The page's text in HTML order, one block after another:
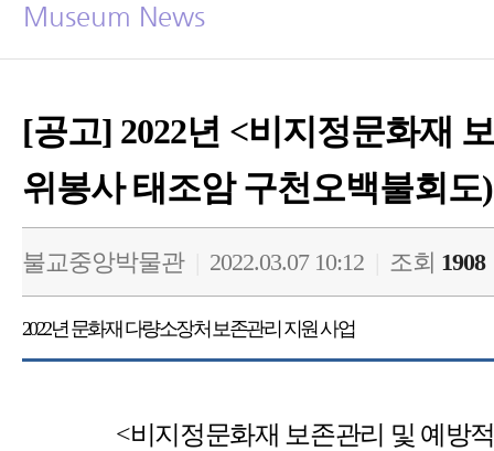
Museum News
[공고] 2022년 <비지정문화재
위봉사 태조암 구천오백불회도
불교중앙박물관 2022.03.07 10:12 조회 1908
2022년 문화재 다량소장처 보존관리 지원 사업
<비지정문화재 보존관리 및 예방